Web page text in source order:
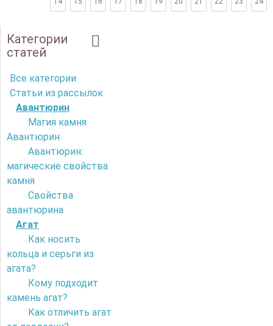
Категории
статей
Все категории
Статьи из рассылок
Авантюрин
Магия камня
Авантюрин
Авантюрин:
магические свойства
камня
Свойства
авантюрина
Агат
Как носить
кольца и серьги из
агата?
Кому подходит
камень агат?
Как отличить агат